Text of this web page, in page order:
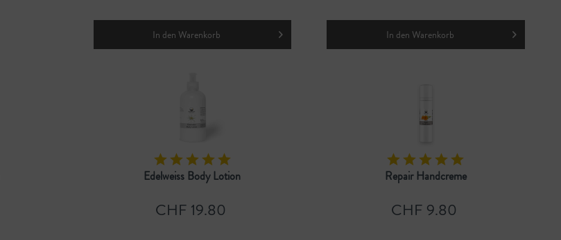
In den Warenkorb In den Warenkorb
Edelweiss Body Lotion
CHF 19.80
Repair Handcreme
CHF 9.80